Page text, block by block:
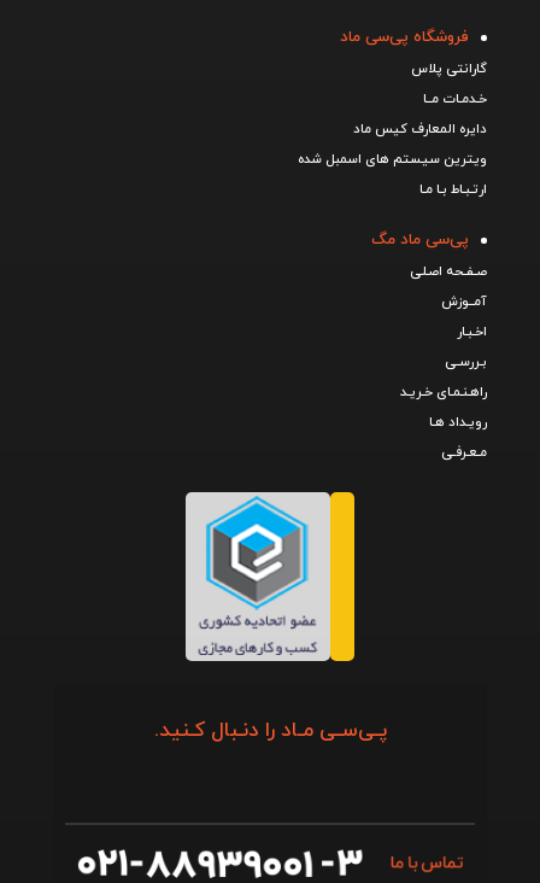
فروشگاه پی‌سی ماد
گارانتی پلاس
خـدمـات مــا
دایره المعارف کیس ماد
ویترین سیستم های اسمبل شده
ارتـبـاط بـا مـا
پی‌سی ماد مگ
صـفـحه اصـلی
آمــوزش
اخـبـار
بـررسـی
راهـنـمـای خـریـد
رویـداد هـا
مـعـرفـی
پـی‌سـی مـاد را دنـبال کـنید.